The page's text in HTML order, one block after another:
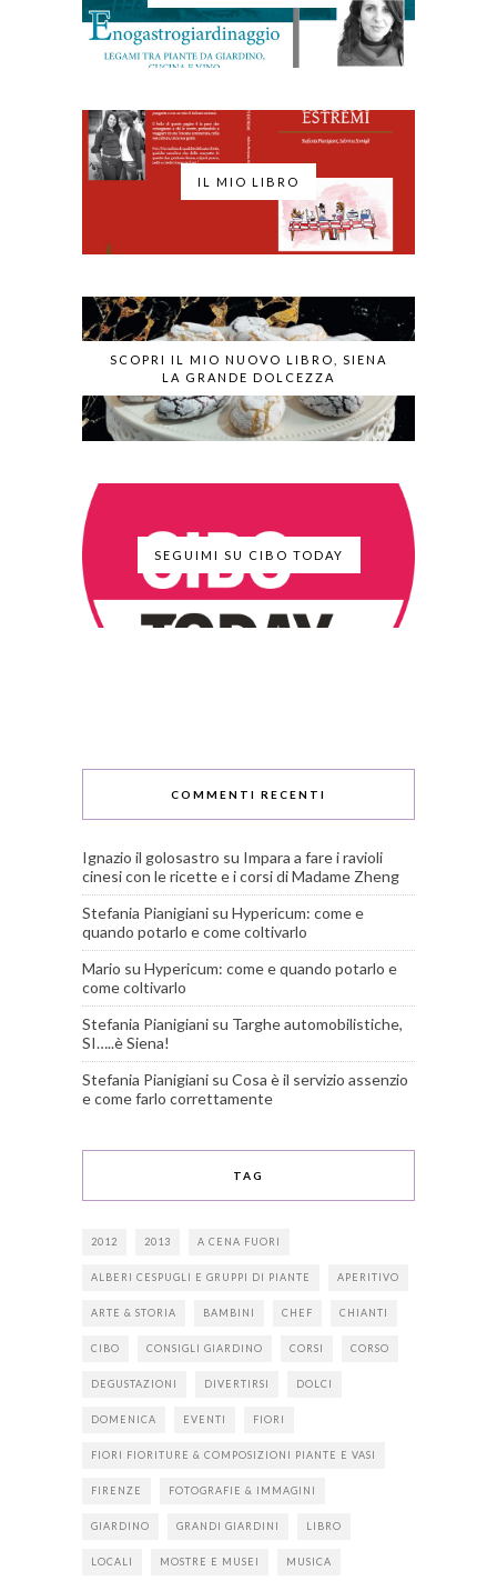
IL MIO LIBRO
SCOPRI IL MIO NUOVO LIBRO, SIENA
LA GRANDE DOLCEZZA
SEGUIMI SU CIBO TODAY
COMMENTI RECENTI
Ignazio il golosastro su Impara a fare i ravioli
cinesi con le ricette e i corsi di Madame Zheng
Stefania Pianigiani su Hypericum: come e
quando potarlo e come coltivarlo
Mario su Hypericum: come e quando potarlo e
come coltivarlo
Stefania Pianigiani su Targhe automobilistiche,
SI…..è Siena!
Stefania Pianigiani su Cosa è il servizio assenzio
e come farlo correttamente
TAG
2012 2013 A CENA FUORI
ALBERI CESPUGLI E GRUPPI DI PIANTE APERITIVO
ARTE & STORIA BAMBINI CHEF CHIANTI
CIBO CONSIGLI GIARDINO CORSI CORSO
DEGUSTAZIONI DIVERTIRSI DOLCI
DOMENICA EVENTI FIORI
FIORI FIORITURE & COMPOSIZIONI PIANTE E VASI
FIRENZE FOTOGRAFIE & IMMAGINI
GIARDINO GRANDI GIARDINI LIBRO
LOCALI MOSTRE E MUSEI MUSICA